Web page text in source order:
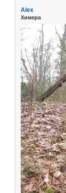
Alex
Химера